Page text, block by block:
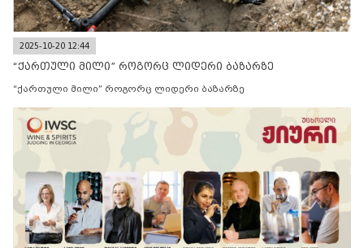
2025-10-20 12:44
“ქართული მილი” როგორც ლიდერი ბაზარზე
“ქართული მილი” როგორც ლიდერი ბაზარზე